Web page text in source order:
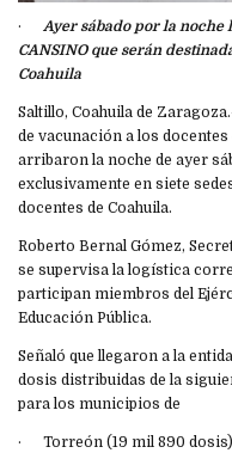
· Ayer sábado por la noche
CANSINO que serán
Coahuila
Saltillo, Coahuila de
de vacunación a los
arribaron la noche de ayer
exclusivamente en siete
docentes de Coahuila.
Roberto Bernal Gómez,
se supervisa la logística
participan miembros del
Educación Pública.
Señaló que llegaron a la
dosis distribuidas de la
para los municipios de
· Torreón (19 mil 890 dosis)